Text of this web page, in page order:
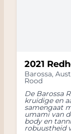
2021
Barossa,
Rood
De Barossa
kruidige en
samengaat
umami van
body en
robuustheid